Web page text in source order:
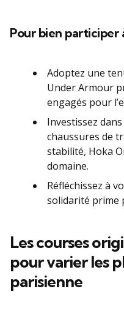
Pour bien participer
Adoptez une
Under Armour
engagés pour
Investissez
chaussures de
stabilité, Hoka
domaine.
Réfléchissez à
solidarité prime
Les courses
pour varier les
parisienne